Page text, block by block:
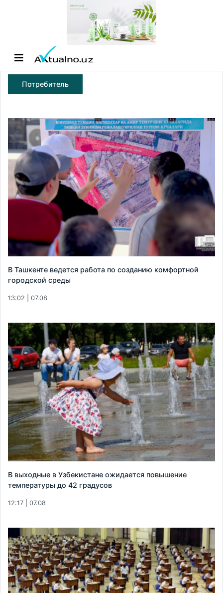
Потребитель
В Ташкенте ведется работа по созданию комфортной
городской среды
13:02 | 07.08
В выходные в Узбекистане ожидается повышение
температуры до 42 градусов
12:17 | 07.08